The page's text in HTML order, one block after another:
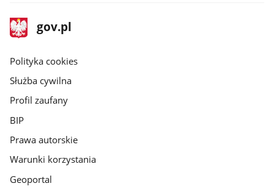
stopka
gov.pl
Strona
gov.pl
gov.pl
Polityka cookies
Służba cywilna
Profil zaufany
BIP
Prawa autorskie
Warunki korzystania
Geoportal